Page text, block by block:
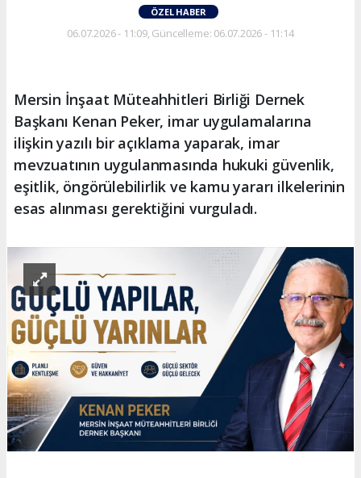
ÖZEL HABER
06.07.2026 - 11:09, Güncelleme: 06.07.2026 - 11:14
Mersin İnşaat Müteahhitleri Birliği Dernek
Başkanı Kenan Peker, imar uygulamalarına
ilişkin yazılı bir açıklama yaparak, imar
mevzuatının uygulanmasında hukuki güvenlik,
eşitlik, öngörülebilirlik ve kamu yararı ilkelerinin
esas alınması gerektiğini vurguladı.